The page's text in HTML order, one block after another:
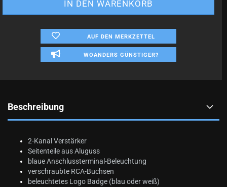
AUF DEN MERKZETTEL
WOANDERS GÜNSTIGER?
Beschreibung
2-Kanal Verstärker
Seitenteile aus Aluguss
blaue Anschlussterminal-Beleuchtung
verschraubte RCA-Buchsen
beleuchtetes Logo Badge (blau oder weiß)